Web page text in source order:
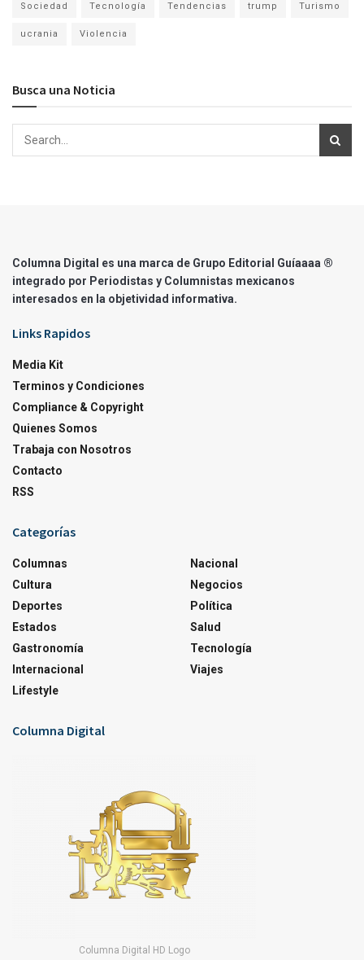
Sociedad Tecnología Tendencias trump Turismo
ucrania Violencia
Busca una Noticia
Columna Digital es una marca de Grupo Editorial Guíaaaa ®
integrado por Periodistas y Columnistas mexicanos
interesados en la objetividad informativa.
Links Rapidos
Media Kit
Terminos y Condiciones
Compliance & Copyright
Quienes Somos
Trabaja con Nosotros
Contacto
RSS
Categorías
Columnas
Cultura
Deportes
Estados
Gastronomía
Internacional
Lifestyle
Nacional
Negocios
Política
Salud
Tecnología
Viajes
Columna Digital
Columna Digital HD Logo